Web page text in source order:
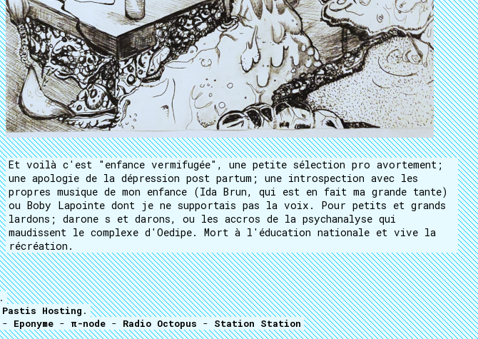
Et voilà c'est "enfance vermifugée", une petite sélection pro avortement;
une apologie de la dépression post partum; une introspection avec les
propres musique de mon enfance (Ida Brun, qui est en fait ma grande tante)
ou Boby Lapointe dont je ne supportais pas la voix. Pour petits et grands
lardons; darone s et darons, ou les accros de la psychanalyse qui
maudissent le complexe d'Oedipe. Mort à l'éducation nationale et vive la
récréation.
.
Pastis Hosting .
- Eponyme - π-node - Radio Octopus - Station Station